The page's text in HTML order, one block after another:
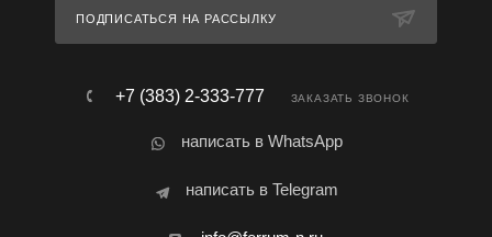
ПОДПИСАТЬСЯ НА РАССЫЛКУ
+7 (383) 2-333-777 ЗАКАЗАТЬ ЗВОНОК
написать в WhatsApp
написать в Telegram